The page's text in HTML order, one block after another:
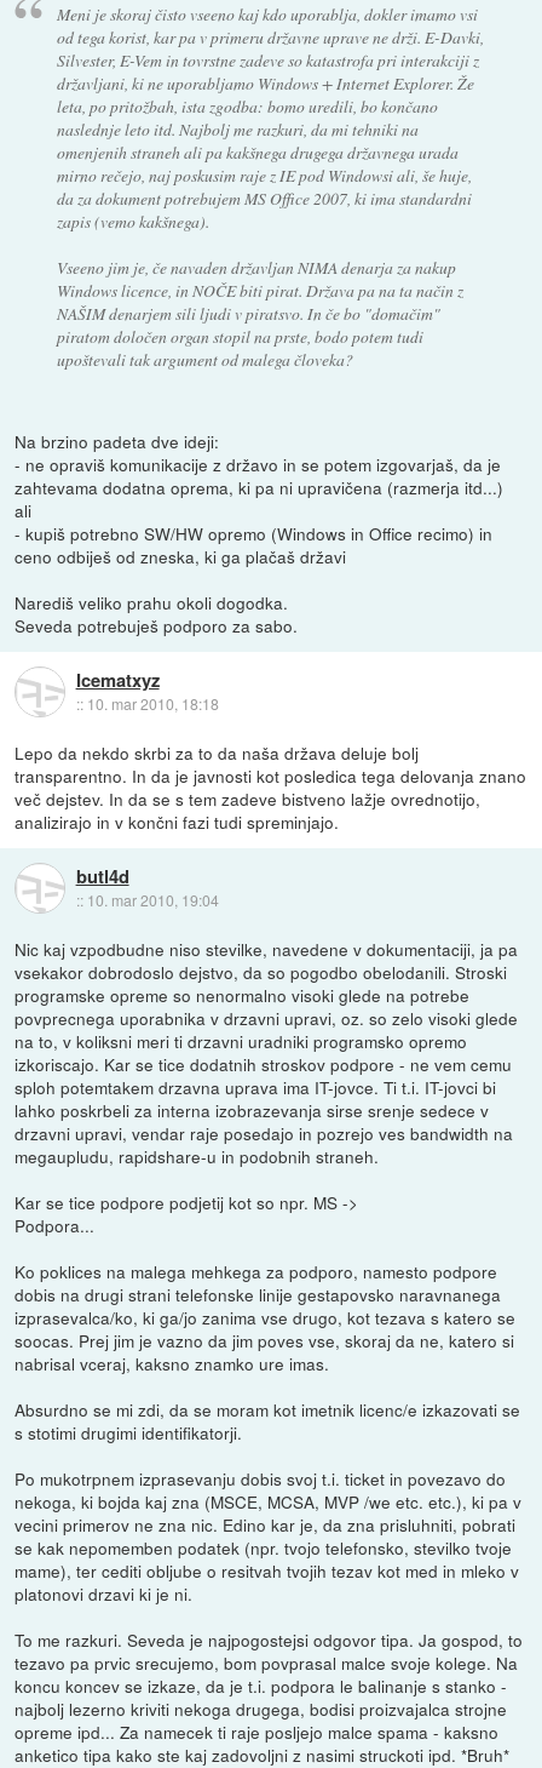
Meni je skoraj čisto vseeno kaj kdo uporablja, dokler imamo vsi
od tega korist, kar pa v primeru državne uprave ne drži. E-Davki,
Silvester, E-Vem in tovrstne zadeve so katastrofa pri interakciji z
državljani, ki ne uporabljamo Windows + Internet Explorer. Že
leta, po pritožbah, ista zgodba: bomo uredili, bo končano
naslednje leto itd. Najbolj me razkuri, da mi tehniki na
omenjenih straneh ali pa kakšnega drugega državnega urada
mirno rečejo, naj poskusim raje z IE pod Windowsi ali, še huje,
da za dokument potrebujem MS Office 2007, ki ima standardni
zapis (vemo kakšnega).
Vseeno jim je, če navaden državljan NIMA denarja za nakup
Windows licence, in NOČE biti pirat. Država pa na ta način z
NAŠIM denarjem sili ljudi v piratsvo. In če bo "domačim"
piratom določen organ stopil na prste, bodo potem tudi
upoštevali tak argument od malega človeka?
Na brzino padeta dve ideji:
- ne opraviš komunikacije z državo in se potem izgovarjaš, da je
zahtevama dodatna oprema, ki pa ni upravičena (razmerja itd...)
ali
- kupiš potrebno SW/HW opremo (Windows in Office recimo) in
ceno odbiješ od zneska, ki ga plačaš državi
Narediš veliko prahu okoli dogodka.
Seveda potrebuješ podporo za sabo.
Icematxyz
:: 10. mar 2010, 18:18
Lepo da nekdo skrbi za to da naša država deluje bolj
transparentno. In da je javnosti kot posledica tega delovanja znano
več dejstev. In da se s tem zadeve bistveno lažje ovrednotijo,
analizirajo in v končni fazi tudi spreminjajo.
butl4d
:: 10. mar 2010, 19:04
Nic kaj vzpodbudne niso stevilke, navedene v dokumentaciji, ja pa
vsekakor dobrodoslo dejstvo, da so pogodbo obelodanili. Stroski
programske opreme so nenormalno visoki glede na potrebe
povprecnega uporabnika v drzavni upravi, oz. so zelo visoki glede
na to, v koliksni meri ti drzavni uradniki programsko opremo
izkoriscajo. Kar se tice dodatnih stroskov podpore - ne vem cemu
sploh potemtakem drzavna uprava ima IT-jovce. Ti t.i. IT-jovci bi
lahko poskrbeli za interna izobrazevanja sirse srenje sedece v
drzavni upravi, vendar raje posedajo in pozrejo ves bandwidth na
megaupludu, rapidshare-u in podobnih straneh.
Kar se tice podpore podjetij kot so npr. MS ->
Podpora...
Ko poklices na malega mehkega za podporo, namesto podpore
dobis na drugi strani telefonske linije gestapovsko naravnanega
izprasevalca/ko, ki ga/jo zanima vse drugo, kot tezava s katero se
soocas. Prej jim je vazno da jim poves vse, skoraj da ne, katero si
nabrisal vceraj, kaksno znamko ure imas.
Absurdno se mi zdi, da se moram kot imetnik licenc/e izkazovati se
s stotimi drugimi identifikatorji.
Po mukotrpnem izprasevanju dobis svoj t.i. ticket in povezavo do
nekoga, ki bojda kaj zna (MSCE, MCSA, MVP /we etc. etc.), ki pa v
vecini primerov ne zna nic. Edino kar je, da zna prisluhniti, pobrati
se kak nepomemben podatek (npr. tvojo telefonsko, stevilko tvoje
mame), ter cediti obljube o resitvah tvojih tezav kot med in mleko v
platonovi drzavi ki je ni.
To me razkuri. Seveda je najpogostejsi odgovor tipa. Ja gospod, to
tezavo pa prvic srecujemo, bom povprasal malce svoje kolege. Na
koncu koncev se izkaze, da je t.i. podpora le balinanje s stanko -
najbolj lezerno kriviti nekoga drugega, bodisi proizvajalca strojne
opreme ipd... Za namecek ti raje posljejo malce spama - kaksno
anketico tipa kako ste kaj zadovoljni z nasimi struckoti ipd. *Bruh*